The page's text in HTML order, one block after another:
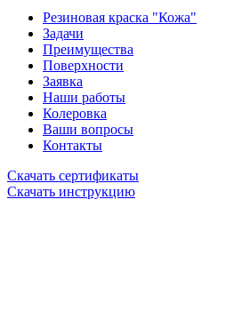
Резиновая краска "Кожа"
Задачи
Преимущества
Поверхности
Заявка
Наши работы
Колеровка
Ваши вопросы
Контакты
Скачать сертификаты
Скачать инструкцию